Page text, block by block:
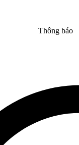
Thông báo